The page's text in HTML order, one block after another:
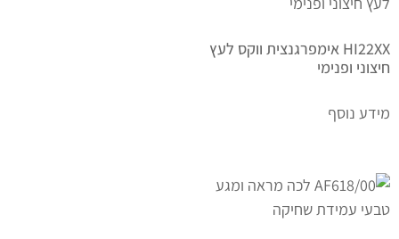
HI22XX אימפרגנצית ווקס לעץ
חיצוני ופנימי
מידע נוסף